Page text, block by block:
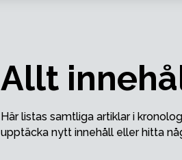
Allt
Här listas samtliga artiklar i
upptäcka nytt innehåll eller hitta